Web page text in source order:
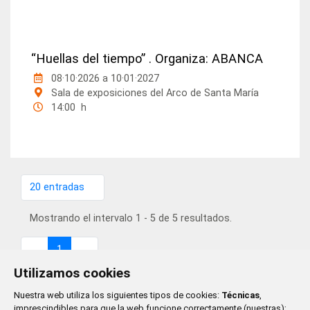
Utilizamos cookies
Nuestra web utiliza los siguientes tipos de cookies: Técnicas,
“Huellas del tiempo” . Organiza: ABANCA
08·10·2026a 10·01·2027
Sala de exposiciones del Arco de Santa María
14:00 h
20 entradasPor página
Mostrando el intervalo 1 - 5 de 5 resultados.
1